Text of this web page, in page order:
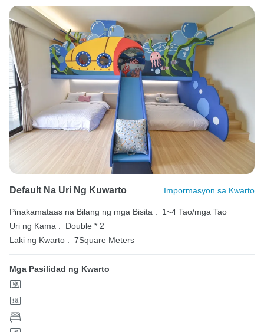
Default Na Uri Ng Kuwarto Impormasyon sa Kwarto
Pinakamataas na Bilang ng mga Bisita :
1~4 Tao/mga Tao
Uri ng Kama :
Double * 2
Laki ng Kwarto : 7Square Meters
Mga Pasilidad ng Kwarto